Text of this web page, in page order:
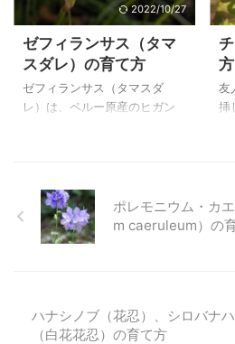
めに購入したものですが、数
年花を見ただけで枯れてしま
いました。 エゾルリソウは関
東地方の猛暑日と熱帯夜が続
く、わが家での栽培は無理だ
ったのだろうと思っていま
す。エゾルリ ...
く
で
涼
備
夏
で
2022/10/27
ゼフィランサス（タマ
スダレ）の育て方
ゼフィランサス（タマスダ
レ）は、ペルー原産のヒガン
物なので、栽培しているのを
よく見かけますが、すがすが
しい感じにさせてくれます。
ランサス（タマスダレ）は、
自宅で２００３年１０月８日
友
挿
さ
ど
ズ
ポレモニウム・カ
m caeruleum）の
ハナシノブ（花忍）、シロバナ
（白花花忍）の育て方